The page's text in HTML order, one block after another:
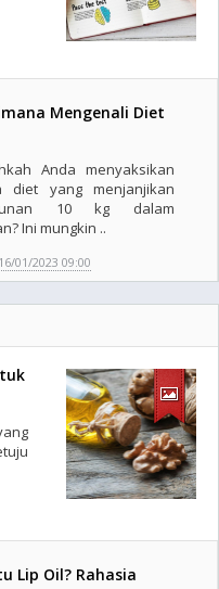
Mengenali Diet
Anda menyaksikan
diet yang menjanjikan
10 kg dalam
Ini mungkin ..
01/2023 09:00
Lip Oil? Rahasia